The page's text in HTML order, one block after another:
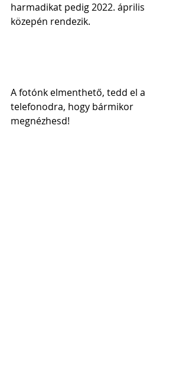
harmadikat pedig 2022. április
közepén rendezik.
A fotónk elmenthető, tedd el a
telefonodra, hogy bármikor
megnézhesd!